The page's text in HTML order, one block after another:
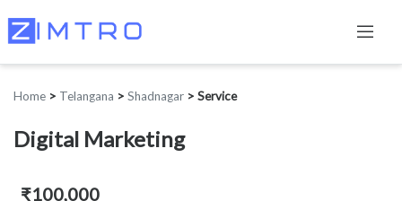
Home > Telangana > Shadnagar > Service
Digital Marketing
₹100,000